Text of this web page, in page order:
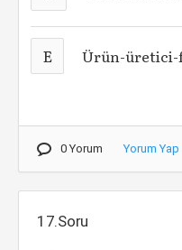
E Ürün-
0 Yorum Yorum Yap
17.Soru